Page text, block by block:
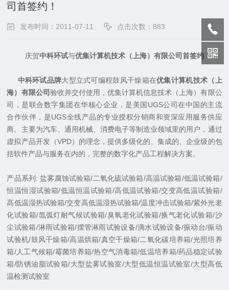
司首签约！
发布时间：2011-07-11 点击次数：883
庆贺中科环试与优集计算机技术（ 上海）有限公司首签约！
中科环试品牌大型立式可编程鼓风干燥箱在优集计算机技术 （ 上
海） 有限公司验收并交付使用，优集计算机信息技术（上海）有限公
司，是联合数字集团在华核心企业，是美国UGS公司在中国的主流
合作伙伴，是UGS全线产品的专业授权分销商和资深应用服务供应
商。主要为汽车、通用机械、消费电子等制造业领域里的用户，通过
虚拟产品开发（VPD）的理念，提供多级化的、集成的、企业级的包
括软件产品与服务在内的，完整的数字化产品工程解决方案。
产品系列: 盐雾腐蚀试验箱/二氧化硫试验箱/高温试验箱/低温试验箱/
恒温恒湿试验箱/低温恒温试验箱/高低温试验箱/交变高低温试验箱/
高低温湿热试验箱/交变高低温湿热试验箱/温度冲击试验箱/紫外光老
化试验箱/氙弧灯耐气候试验箱/臭氧老化试验箱/换气老化试验箱/沙
尘试验箱/淋雨试验箱/摆管淋雨试验设备/滴水试验设备/振动台/振动
试验机/鼓风干燥箱/高温烘箱/真空干燥箱/二氧化碳培养箱/光照培养
箱/人工气候箱/霉菌培养箱/热空气消毒箱/低温培养箱/药品稳定试验
箱/防锈油脂试验箱/大型盐雾试验室/大型低温恒温试验室/大型高低
温检测试验室